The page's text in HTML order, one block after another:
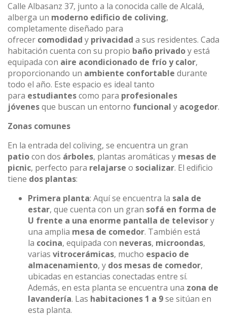
Calle Albasanz 37, junto a la conocida calle de Alcalá,
alberga un moderno edificio de coliving,
completamente diseñado para
ofrecer comodidad y privacidad a sus residentes. Cada
habitación cuenta con su propio baño privadoy está
equipada con aire acondicionado de frío y calor,
proporcionando un ambiente confortable durante
todo el año. Este espacio es ideal tanto
para estudiantescomo para profesionales
jóvenesque buscan un entorno funcional y acogedor.
Zonas comunes
En la entrada del coliving, se encuentra un gran
patiocon dos árboles, plantas aromáticas y mesas de
picnic, perfecto para relajarse o socializar. El edificio
tiene dos plantas:
Primera planta: Aquí se encuentra la sala de
estar, que cuenta con un gran sofá en forma de
U frente a una enorme pantalla de televisory
una amplia mesa de comedor. También está
la cocina, equipada con neveras, microondas,
varias vitrocerámicas, mucho espacio de
almacenamiento, y dos mesas de comedor,
ubicadas en estancias conectadas entre sí.
Además, en esta planta se encuentra una zona de
lavandería. Las habitaciones 1 a 9se sitúan en
esta planta.